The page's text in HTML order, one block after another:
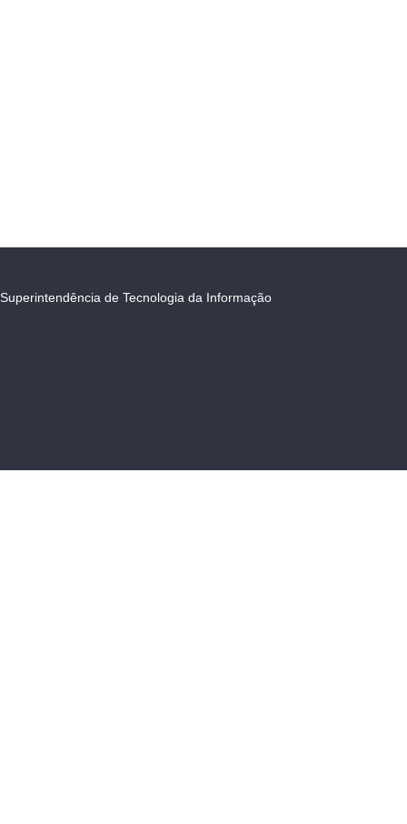
Superintendência de Tecnologia da Informação